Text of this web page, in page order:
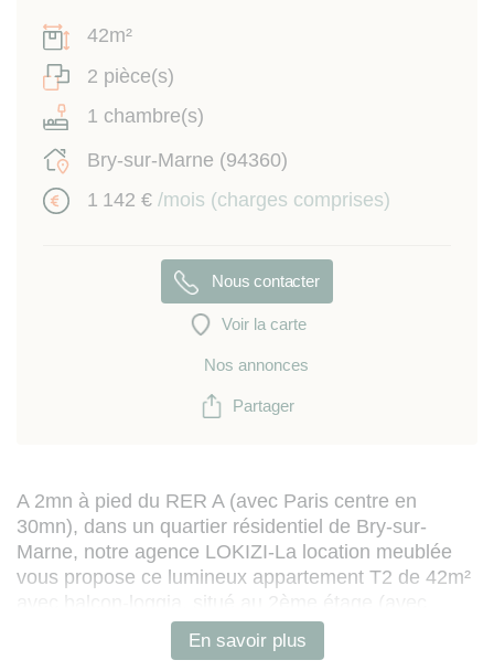
42m²
2 pièce(s)
1 chambre(s)
Bry-sur-Marne (94360)
1 142 € /mois (charges comprises)
Nous contacter
Voir la carte
Nos annonces
Partager
A 2mn à pied du RER A (avec Paris centre en
30mn), dans un quartier résidentiel de Bry-sur-
Marne, notre agence LOKIZI-La location meublée
vous propose ce lumineux appartement T2 de 42m²
avec balcon-loggia, situé au 2ème étage (avec
ascenseur) d'une résidence sécurisées avec parking
En savoir plus